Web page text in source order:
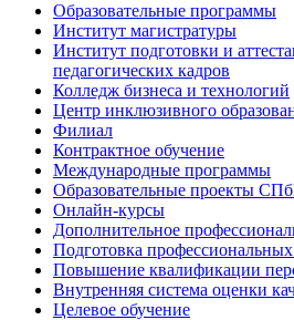
Образовательные программы
Институт магистратуры
Институт подготовки и
педагогических кадров
Колледж бизнеса и технологий
Центр инклюзивного
Филиал
Контрактное обучение
Международные программы
Образовательные проекты
Онлайн-курсы
Дополнительное
Подготовка профессиональных
Повышение квалификации
Внутренняя система оценки
Целевое обучение